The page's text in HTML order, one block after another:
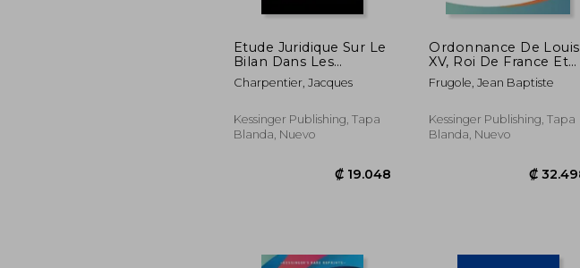
₡ 123.054
Etude Juridique Sur Le
Bilan Dans Les
Societes Par Actions
(1906) (en Francés)
Charpentier, Jacques
Kessinger Publishing, Tapa
Blanda, Nuevo
Ordonnance De Louis
XV, Roi De France Et
De Navarre, Part 1-2
(1761) (en Francés)
Frugole, Jean Baptiste
Kessinger Publishing, Tapa
Blanda, Nuevo